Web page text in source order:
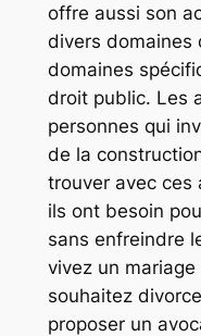
offre aussi son
divers domaines
domaines
droit public. Les
personnes qui
de la
trouver avec ces
ils ont besoin
sans enfreindre
vivez un
souhaitez
proposer un